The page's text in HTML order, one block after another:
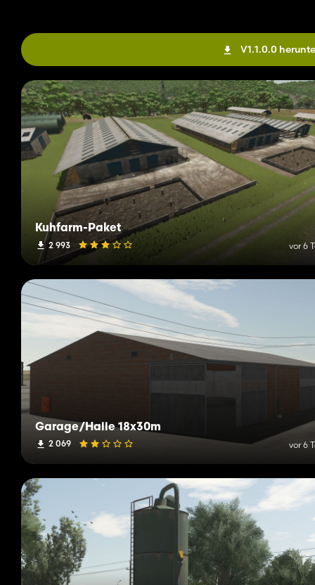
V1.1.0.0
Kuhfarm-Paket
2 993 vor 6
Garage/Halle 18x30m
2 069 vor 6